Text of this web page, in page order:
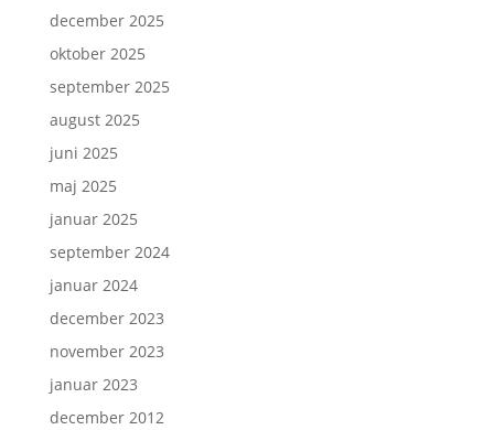
december 2025
oktober 2025
september 2025
august 2025
juni 2025
maj 2025
januar 2025
september 2024
januar 2024
december 2023
november 2023
januar 2023
december 2012